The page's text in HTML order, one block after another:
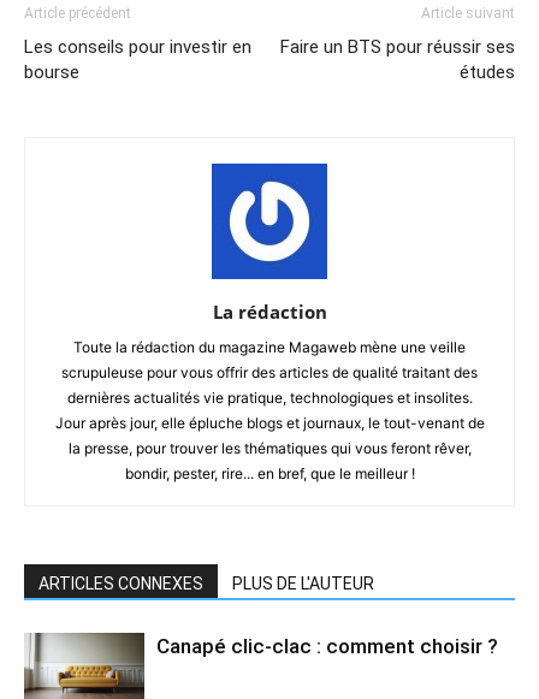
Article précédent
Les conseils pour investir en
bourse
Article suivant
Faire un BTS pour réussir ses
études
La rédaction
Toute la rédaction du magazine Magaweb mène une veille
scrupuleuse pour vous offrir des articles de qualité traitant des
dernières actualités vie pratique, technologiques et insolites.
Jour après jour, elle épluche blogs et journaux, le tout-venant de
la presse, pour trouver les thématiques qui vous feront rêver,
bondir, pester, rire... en bref, que le meilleur !
ARTICLES CONNEXES PLUS DE L'AUTEUR
Canapé clic-clac : comment choisir ?